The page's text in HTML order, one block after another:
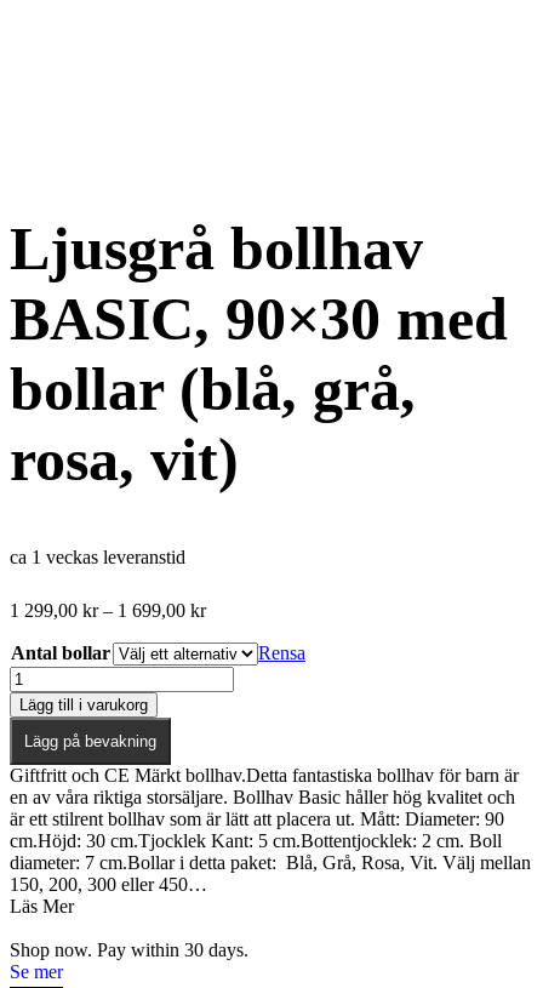
Ljusgrå bollhav
BASIC, 90×30 med
bollar (blå, grå,
rosa, vit)
ca 1 veckas leveranstid
1 299,00 kr – 1 699,00 krPrisintervall:
299,00 kr
till
1
Antal bollar
Rensa
Ljusgrå
bollhav
BASIC,
90×30
med
bollar
(blå,
grå,
rosa,
vit)
mängd
Lägg till i varukorg
Lägg på bevakning
Giftfritt och CE Märkt bollhav.Detta fantastiska bollhav för barn är
en av våra riktiga storsäljare. Bollhav Basic håller hög kvalitet och
är ett stilrent bollhav som är lätt att placera ut. Mått: Diameter: 90
cm.Höjd: 30 cm.Tjocklek Kant: 5 cm.Bottentjocklek: 2 cm. Boll
diameter: 7 cm.Bollar i detta paket: Blå, Grå, Rosa, Vit. Välj mellan
150, 200, 300 eller 450…
Läs Mer
Shop now. Pay within 30 days.
Se mer